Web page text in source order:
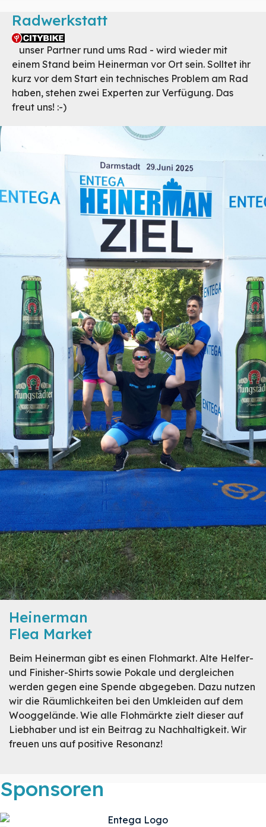
Radwerkstatt
unser Partner rund ums Rad - wird wieder mit
einem Stand beim Heinerman vor Ort sein. Solltet ihr
kurz vor dem Start ein technisches Problem am Rad
haben, stehen zwei Experten zur Verfügung. Das
freut uns! :-)
Heinerman
Flea Market
Beim Heinerman gibt es einen Flohmarkt. Alte Helfer-
und Finisher-Shirts sowie Pokale und dergleichen
werden gegen eine Spende abgegeben. Dazu nutzen
wir die Räumlichkeiten bei den Umkleiden auf dem
Wooggelände. Wie alle Flohmärkte zielt dieser auf
Liebhaber und ist ein Beitrag zu Nachhaltigkeit. Wir
freuen uns auf positive Resonanz!
Sponsoren